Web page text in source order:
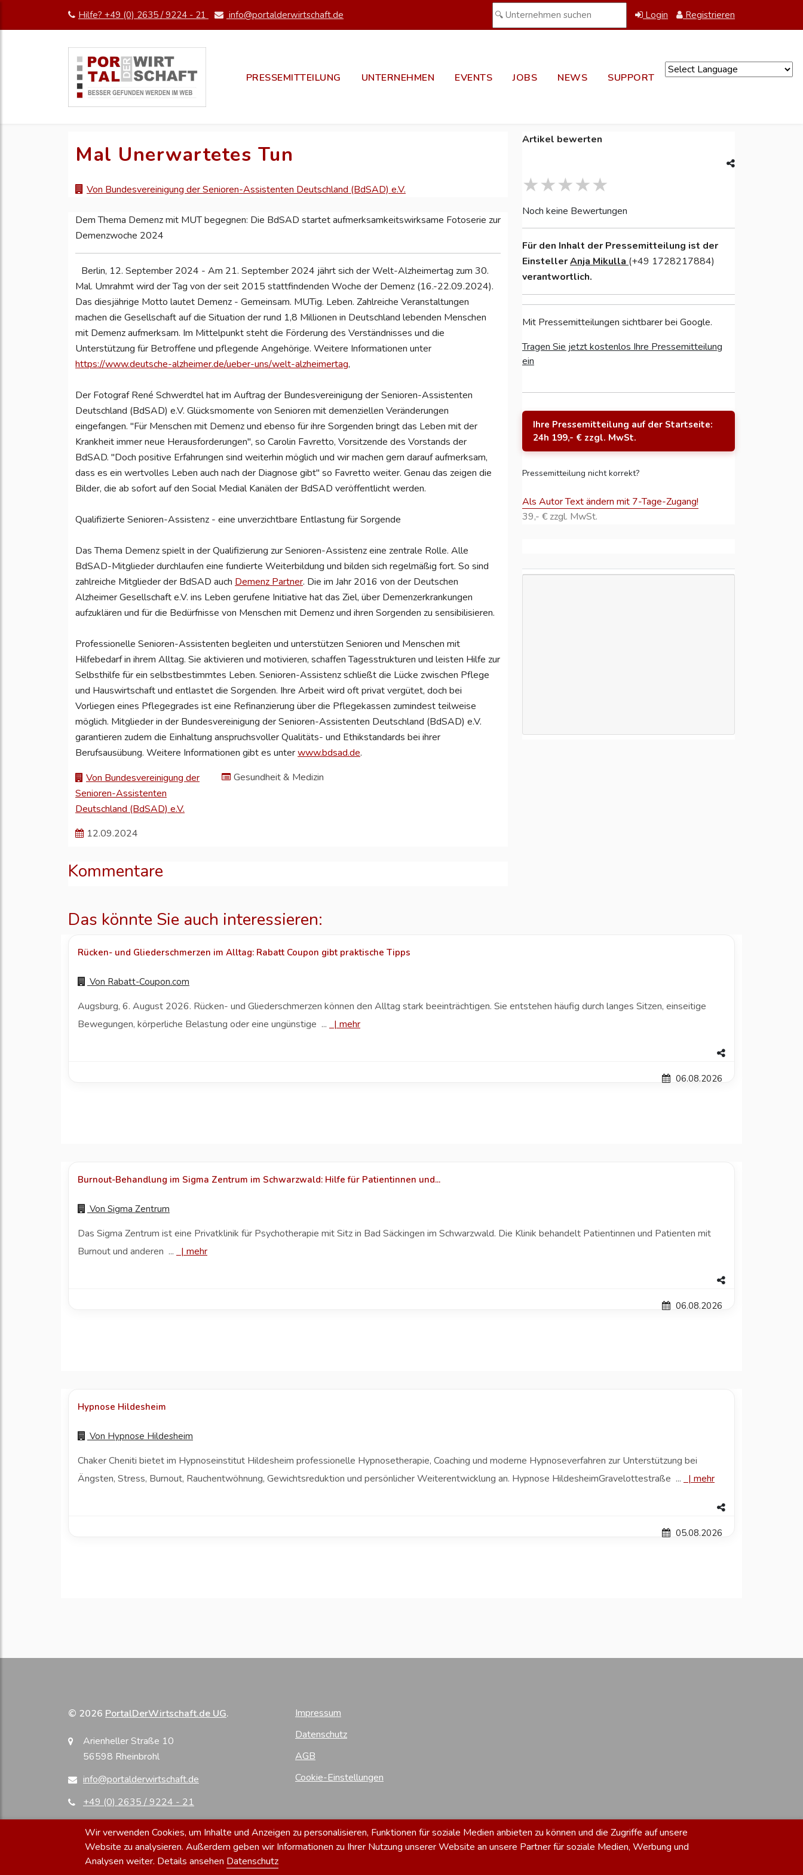
Hilfe? +49 (0) 2635 / 9224 - 21 info@portalderwirtschaft.de Login Registrieren
PRESSEMITTEILUNG UNTERNEHMEN EVENTS JOBS NEWS SUPPORT
Mal Unerwartetes Tun
Von Bundesvereinigung der Senioren-Assistenten Deutschland (BdSAD) e.V.
Dem Thema Demenz mit MUT begegnen: Die BdSAD startet aufmerksamkeitswirksame Fotoserie zur
Demenzwoche 2024
Berlin, 12. September 2024 - Am 21. September 2024 jährt sich der Welt-Alzheimertag zum 30.
Mal. Umrahmt wird der Tag von der seit 2015 stattfindenden Woche der Demenz (16.-22.09.2024).
Das diesjährige Motto lautet Demenz - Gemeinsam. MUTig. Leben. Zahlreiche Veranstaltungen
machen die Gesellschaft auf die Situation der rund 1,8 Millionen in Deutschland lebenden Menschen
mit Demenz aufmerksam. Im Mittelpunkt steht die Förderung des Verständnisses und die
Unterstützung für Betroffene und pflegende Angehörige. Weitere Informationen unter
https://www.deutsche-alzheimer.de/ueber-uns/welt-alzheimertag,
Der Fotograf René Schwerdtel hat im Auftrag der Bundesvereinigung der Senioren-Assistenten
Deutschland (BdSAD) e.V. Glücksmomente von Senioren mit demenziellen Veränderungen
eingefangen. "Für Menschen mit Demenz und ebenso für ihre Sorgenden bringt das Leben mit der
Krankheit immer neue Herausforderungen", so Carolin Favretto, Vorsitzende des Vorstands der
BdSAD. "Doch positive Erfahrungen sind weiterhin möglich und wir machen gern darauf aufmerksam,
dass es ein wertvolles Leben auch nach der Diagnose gibt" so Favretto weiter. Genau das zeigen die
Bilder, die ab sofort auf den Social Medial Kanälen der BdSAD veröffentlicht werden.
Qualifizierte Senioren-Assistenz - eine unverzichtbare Entlastung für Sorgende
Das Thema Demenz spielt in der Qualifizierung zur Senioren-Assistenz eine zentrale Rolle. Alle
BdSAD-Mitglieder durchlaufen eine fundierte Weiterbildung und bilden sich regelmäßig fort. So sind
zahlreiche Mitglieder der BdSAD auch Demenz Partner. Die im Jahr 2016 von der Deutschen
Alzheimer Gesellschaft e.V. ins Leben gerufene Initiative hat das Ziel, über Demenzerkrankungen
aufzuklären und für die Bedürfnisse von Menschen mit Demenz und ihren Sorgenden zu sensibilisieren.
Professionelle Senioren-Assistenten begleiten und unterstützen Senioren und Menschen mit
Hilfebedarf in ihrem Alltag. Sie aktivieren und motivieren, schaffen Tagesstrukturen und leisten Hilfe zur
Selbsthilfe für ein selbstbestimmtes Leben. Senioren-Assistenz schließt die Lücke zwischen Pflege
und Hauswirtschaft und entlastet die Sorgenden. Ihre Arbeit wird oft privat vergütet, doch bei
Vorliegen eines Pflegegrades ist eine Refinanzierung über die Pflegekassen zumindest teilweise
möglich. Mitglieder in der Bundesvereinigung der Senioren-Assistenten Deutschland (BdSAD) e.V.
garantieren zudem die Einhaltung anspruchsvoller Qualitäts- und Ethikstandards bei ihrer
Berufsausübung. Weitere Informationen gibt es unterwww.bdsad.de.
Von Bundesvereinigung der
Senioren-Assistenten
Deutschland (BdSAD) e.V.
Gesundheit & Medizin
12.09.2024
Kommentare
Artikel bewerten
Noch keine Bewertungen
Für den Inhalt der Pressemitteilung ist der
EinstellerAnja Mikulla (+49 1728217884)
verantwortlich.
Mit Pressemitteilungen sichtbarer bei Google.
Tragen Sie jetzt kostenlos Ihre Pressemitteilung
ein
Ihre Pressemitteilung auf der Startseite:
24h 199,- € zzgl. MwSt.
Pressemitteilung nicht korrekt?
Als Autor Text ändern mit 7-Tage-Zugang!
39,- € zzgl. MwSt.
Das könnte Sie auch interessieren:
Rücken- und Gliederschmerzen im Alltag: Rabatt Coupon gibt praktische Tipps
Von Rabatt-Coupon.com
Augsburg, 6. August 2026. Rücken- und Gliederschmerzen können den Alltag stark beeinträchtigen. Sie entstehen häufig durch langes Sitzen, einseitige
Bewegungen, körperliche Belastung oder eine ungünstige ... |mehr
06.08.2026
Burnout-Behandlung im Sigma Zentrum im Schwarzwald: Hilfe für Patientinnen und...
Von Sigma Zentrum
Das Sigma Zentrum ist eine Privatklinik für Psychotherapie mit Sitz in Bad Säckingen im Schwarzwald. Die Klinik behandelt Patientinnen und Patienten mit
Burnout und anderen ... |mehr
06.08.2026
Hypnose Hildesheim
Von Hypnose Hildesheim
Chaker Cheniti bietet im Hypnoseinstitut Hildesheim professionelle Hypnosetherapie, Coaching und moderne Hypnoseverfahren zur Unterstützung bei
Ängsten, Stress, Burnout, Rauchentwöhnung, Gewichtsreduktion und persönlicher Weiterentwicklung an. Hypnose HildesheimGravelottestraße ... |mehr
05.08.2026
© 2026 PortalDerWirtschaft.de UG.
Arienheller Straße 10
56598 Rheinbrohl
info@portalderwirtschaft.de
+49 (0) 2635 / 9224 - 21
Impressum
Datenschutz
AGB
Cookie-Einstellungen
Wir verwenden Cookies, um Inhalte und Anzeigen zu personalisieren, Funktionen für soziale Medien anbieten zu können und die Zugriffe auf unsere
Website zu analysieren. Außerdem geben wir Informationen zu Ihrer Nutzung unserer Website an unsere Partner für soziale Medien, Werbung und
Analysen weiter. Details ansehen Datenschutz